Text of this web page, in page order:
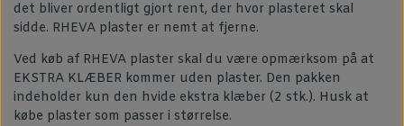
det bliver ordentligt gjort rent, der hvor plasteret skal
sidde. RHEVA plaster er nemt at fjerne.
Ved køb af RHEVA plaster skal du være opmærksom på at
EKSTRA KLÆBER kommer uden plaster. Den pakken
indeholder kun den hvide ekstra klæber (2 stk.). Husk at
købe plaster som passer i størrelse.